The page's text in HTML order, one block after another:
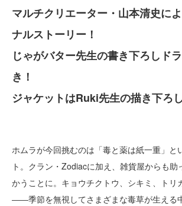
マルチクリエーター・山本清史に
ナルストーリー！
じゃがバター先生の書き下ろしド
き！
ジャケットはRuki先生の描き下ろ
ホムラが今回挑むのは「毒と薬は紙一重」と
ト。クラン・Zodiacに加え、雑貨屋からも助
かうことに。キョウチクトウ、シキミ、トリ
――季節を無視してさまざまな毒草が生える